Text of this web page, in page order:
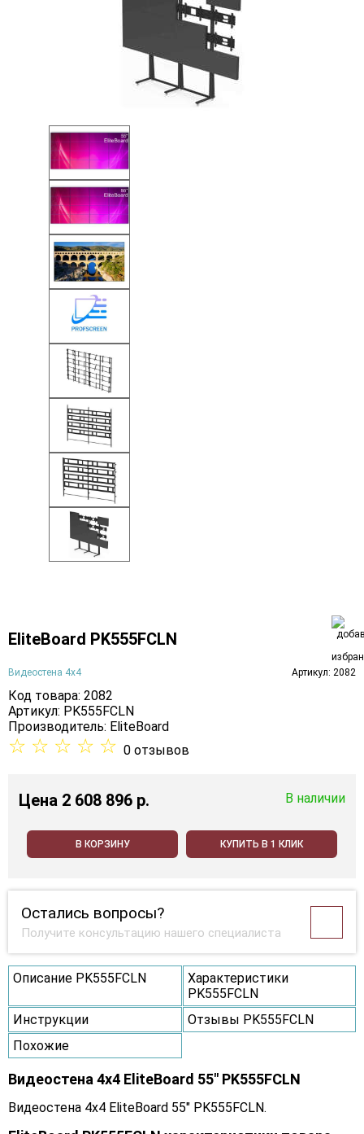
EliteBoard PK555FCLN
Видеостена 4х4 Артикул: 2082
Код товара: 2082
Артикул: PK555FCLN
Производитель: EliteBoard
☆ ☆ ☆ ☆ ☆ 0 отзывов
Цена 2 608 896 p. В наличии
В КОРЗИНУ КУПИТЬ В 1 КЛИК
Остались вопросы?
Получите консультацию нашего специалиста
Описание PK555FCLN
Характеристики
PK555FCLN
Инструкции
Отзывы PK555FCLN
Похожие
Видеостена 4x4 EliteBoard 55" PK555FCLN
Видеостена 4x4 EliteBoard 55" PK555FCLN.